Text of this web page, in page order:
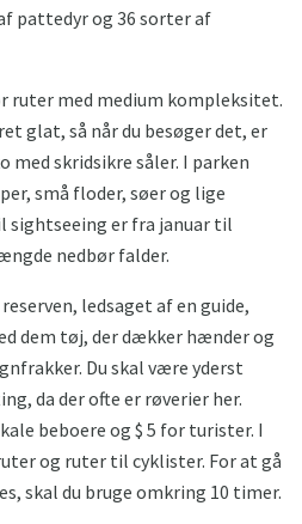
pattedyr og 36 sorter af
ruter med medium kompleksitet.
glat, så når du besøger det, er
skridsikre såler. I parken
små floder, søer og lige
sightseeing er fra januar til
nedbør falder.
ledsaget af en guide,
dem tøj, der dækker hænder og
Du skal være yderst
da der ofte er røverier her.
beboere og $ 5 for turister. I
og ruter til cyklister. For at gå
skal du bruge omkring 10 timer.